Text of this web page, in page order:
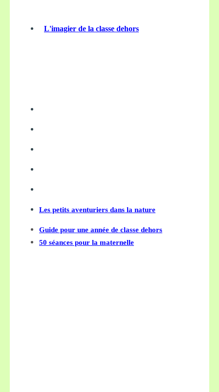
L'imagier de la classe dehors
Les petits aventuriers dans la nature
Guide pour une année de classe dehors
50 séances pour la maternelle